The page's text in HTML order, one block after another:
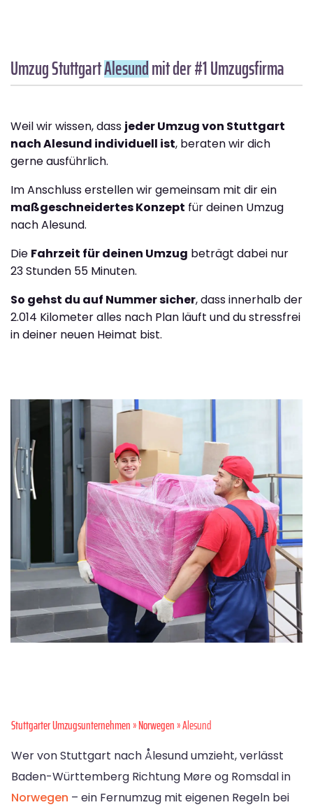
Umzug StuttgartAlesundmit der #1 Umzugsfirma
Weil wir wissen, dass jeder Umzug von Stuttgart
nach Alesund individuell ist, beraten wir dich
gerne ausführlich.
Im Anschluss erstellen wir gemeinsam mit dir ein
maßgeschneidertes Konzept für deinen Umzug
nach Alesund.
Die Fahrzeit für deinen Umzug beträgt dabei nur
23 Stunden 55 Minuten.
So gehst du auf Nummer sicher, dass innerhalb der
2.014 Kilometer alles nach Plan läuft und du stressfrei
in deiner neuen Heimat bist.
Stuttgarter Umzugsunternehmen»Norwegen» Alesund
Wer von Stuttgart nach Ålesund umzieht, verlässt
Baden-Württemberg Richtung Møre og Romsdal in
Norwegen – ein Fernumzug mit eigenen Regeln bei